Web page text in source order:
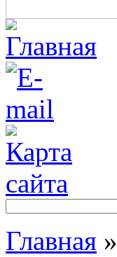
Главная »